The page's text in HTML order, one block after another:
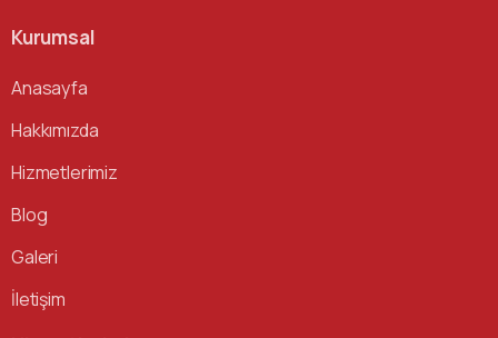
Kurumsal
Anasayfa
Hakkımızda
Hizmetlerimiz
Blog
Galeri
İletişim